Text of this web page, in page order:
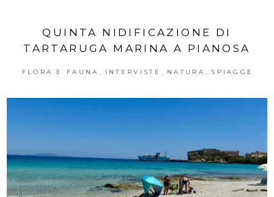
QUINTA NIDIFICAZIONE DI
TARTARUGA MARINA A PIANOSA
FLORA E FAUNA , INTERVISTE , NATURA , SPIAGGE